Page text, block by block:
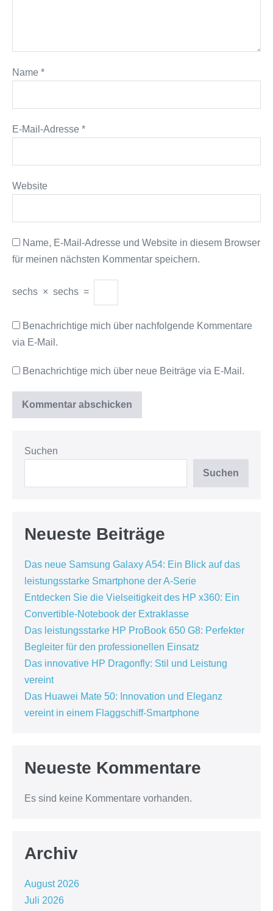
Name *
E-Mail-Adresse *
Website
Name, E-Mail-Adresse und Website in diesem Browser
für meinen nächsten Kommentar speichern.
sechs × sechs =
Benachrichtige mich über nachfolgende Kommentare
via E-Mail.
Benachrichtige mich über neue Beiträge via E-Mail.
Suchen
Suchen
Neueste Beiträge
Das neue Samsung Galaxy A54: Ein Blick auf das
leistungsstarke Smartphone der A-Serie
Entdecken Sie die Vielseitigkeit des HP x360: Ein
Convertible-Notebook der Extraklasse
Das leistungsstarke HP ProBook 650 G8: Perfekter
Begleiter für den professionellen Einsatz
Das innovative HP Dragonfly: Stil und Leistung
vereint
Das Huawei Mate 50: Innovation und Eleganz
vereint in einem Flaggschiff-Smartphone
Neueste Kommentare
Es sind keine Kommentare vorhanden.
Archiv
August 2026
Juli 2026